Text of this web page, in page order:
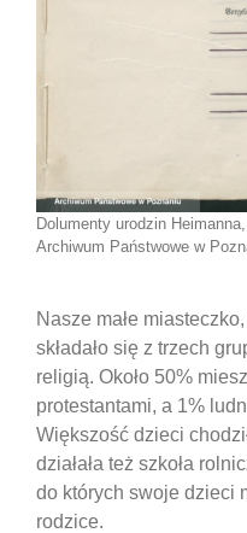
Dolumenty urodzin
Archiwum Państwowe w
Nasze małe
składało się z trzech
religią. Około 50%
protestantami, a 1%
Większość dzieci
działała też szkoła
do których swoje dzieci
rodzice.